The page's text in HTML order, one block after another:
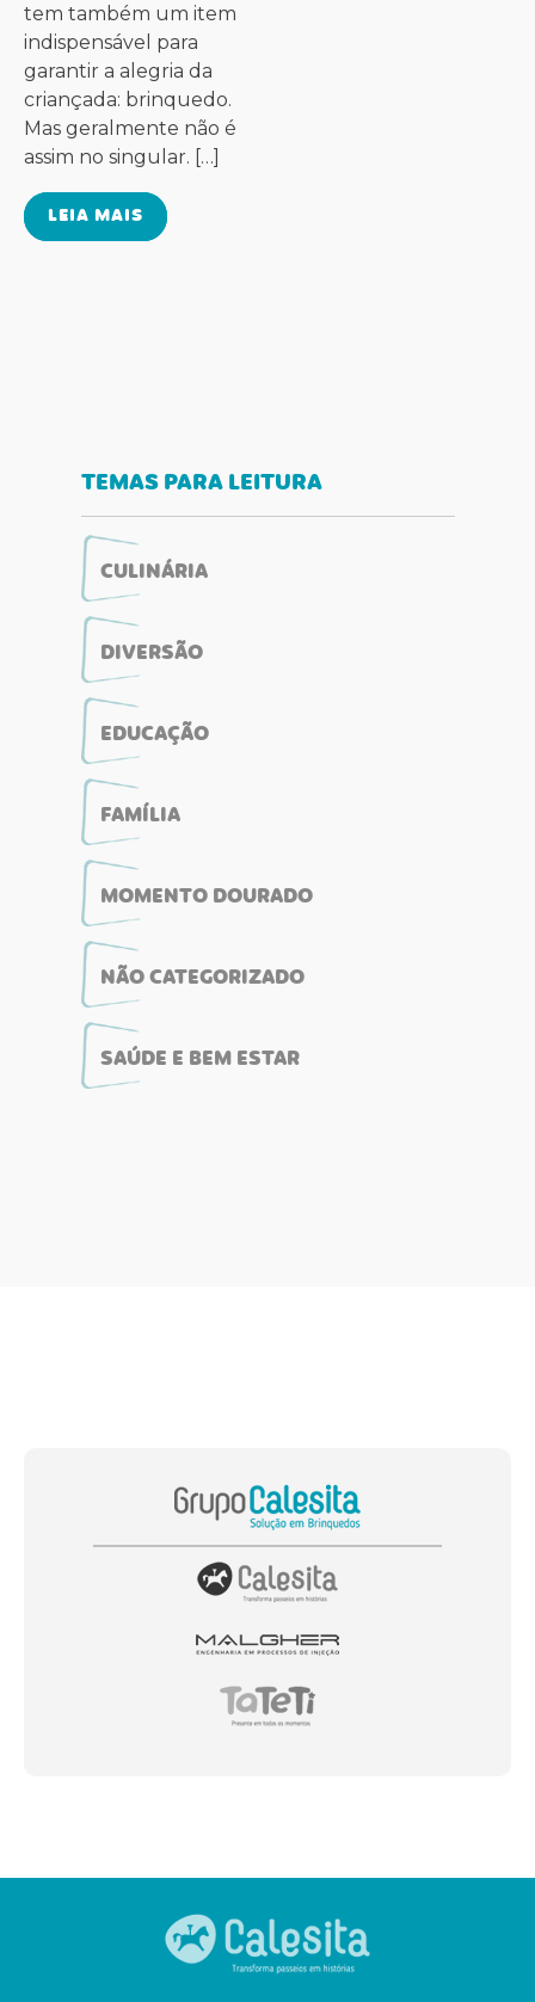
tem também um item
indispensável para
garantir a alegria da
criançada: brinquedo.
Mas geralmente não é
assim no singular. […]
LEIA MAIS
TEMAS PARA LEITURA
CULINÁRIA
DIVERSÃO
EDUCAÇÃO
FAMÍLIA
MOMENTO DOURADO
NÃO CATEGORIZADO
SAÚDE E BEM ESTAR